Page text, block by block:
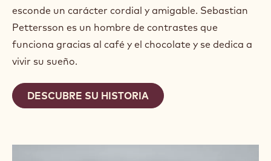
esconde un carácter cordial y amigable. Sebastian
Pettersson es un hombre de contrastes que
funciona gracias al café y el chocolate y se dedica a
vivir su sueño.
DESCUBRE SU HISTORIA